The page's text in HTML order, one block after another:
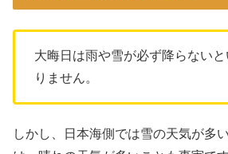
大晦日は雨や雪が必ず降らない
りません。
しかし、日本海側では雪の天気が多